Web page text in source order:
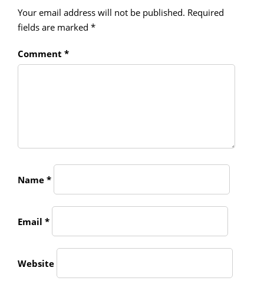
Your email address will not be published. Required
fields are marked *
Comment *
Name *
Email *
Website